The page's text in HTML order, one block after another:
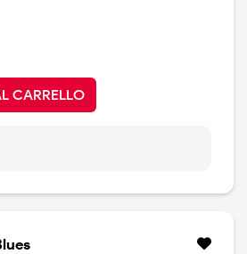
CARRELLO